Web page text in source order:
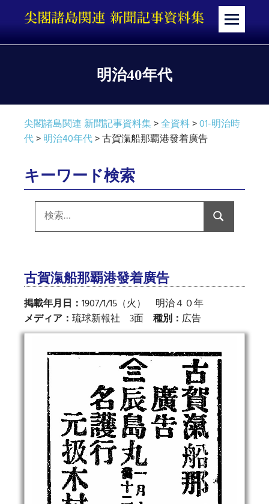
テ
メ
明治40年代
尖閣諸島関連 新聞記事資料集>全資料>01-明治時
代>明治40年代>古賀滊船那覇港發着廣告
キーワード検索
索:
検
索
古賀滊船那覇港發着廣告
掲載年月日： 1907/1/15（火） 明治４０年
メディア： 琉球新報社 3面 種別： 広告